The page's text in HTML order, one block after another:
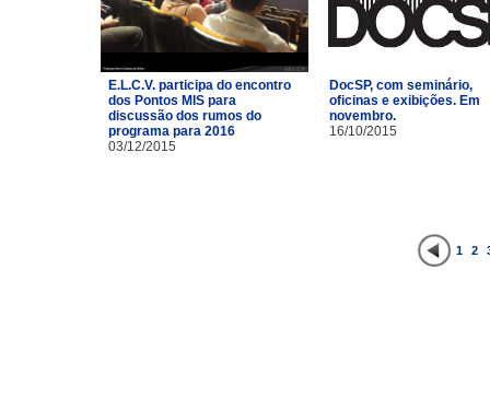
E.L.C.V. participa do encontro
dos Pontos MIS para
discussão dos rumos do
programa para 2016
03/12/2015
DocSP, com seminário,
oficinas e exibições. Em
novembro.
16/10/2015
1 2